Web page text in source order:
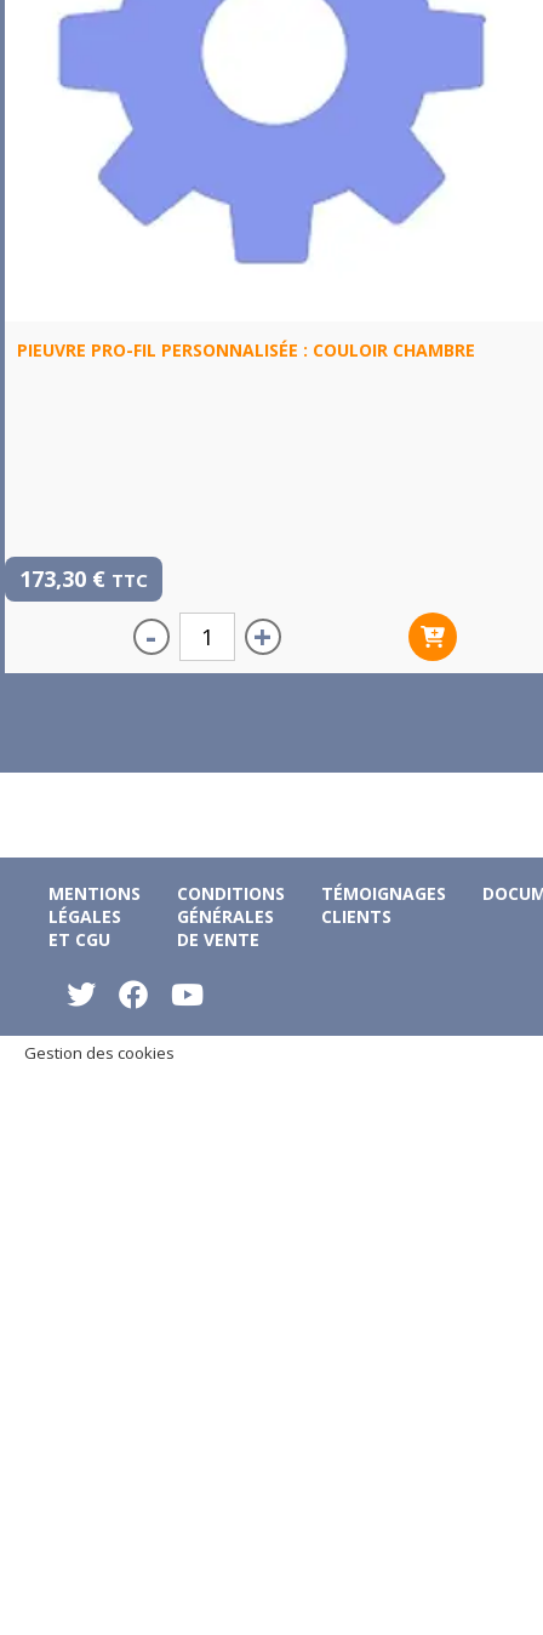
PIEUVRE PRO-FIL PERSONNALISÉE : COULOIR CHAMBRE
173,30 € TTC
- +
MENTIONS
LÉGALES
ET CGU
CONDITIONS
GÉNÉRALES
DE VENTE
TÉMOIGNAGES
CLIENTS
Gestion des cookies